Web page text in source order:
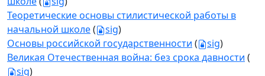
Теоретические основы стилистической работы в
начальной школе( sig)
Основы российской государственности ( sig)
Великая Отечественная война: без срока давности (
sig)